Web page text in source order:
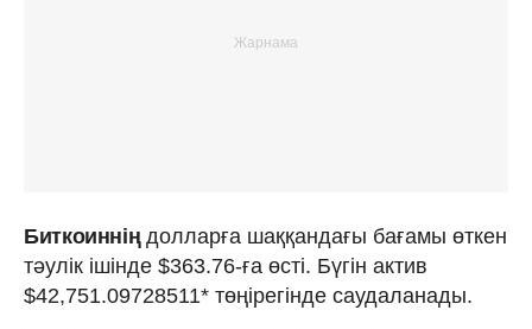
Биткоинніңдолларға шаққандағы бағамы өткен
тәулік ішінде $363.76-ға өсті. Бүгін актив
$42,751.09728511* төңірегінде саудаланады.